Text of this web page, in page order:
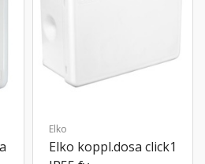
Elko
Elko koppl.dosa click1